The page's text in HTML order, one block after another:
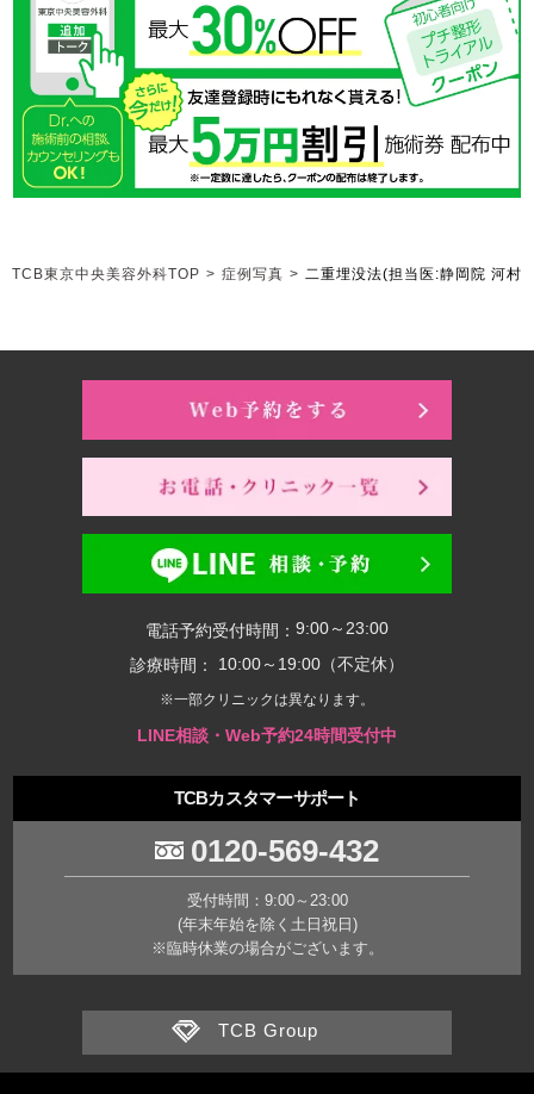
TCB東京中央美容外科TOP > 症例写真 > 二重埋没法(担当医:静岡院 河村
電話予約受付時間： 9:00～23:00
診療時間：
10:00～19:00（不定休）
※一部クリニックは異なります。
LINE相談・Web予約24時間受付中
TCBカスタマーサポート
0120-569-432
受付時間：9:00～23:00
(年末年始を除く土日祝日)
※臨時休業の場合がございます。
TCB Group